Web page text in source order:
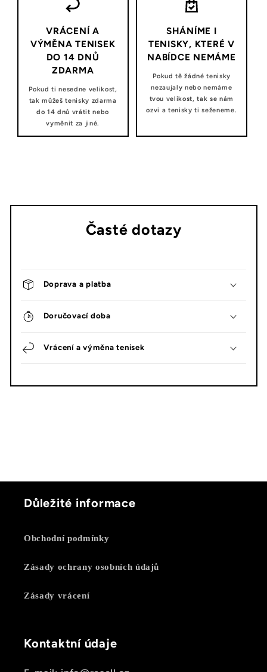
VRÁCENÍ A
VÝMĚNA TENISEK
DO 14 DNŮ
ZDARMA
Pokud ti nesedne velikost,
tak můžeš tenisky zdarma
do 14 dnů vrátit nebo
vyměnit za jiné.
SHÁNÍME I
TENISKY, KTERÉ V
NABÍDCE NEMÁME
Pokud tě žádné tenisky
nezaujaly nebo nemáme
tvou velikost, tak se nám
ozvi a tenisky ti seženeme.
Časté dotazy
Doprava a platba
Doručovací doba
Vrácení a výměna tenisek
Důležité informace
Obchodní podmínky
Zásady ochrany osobních údajů
Zásady vrácení
Kontaktní údaje